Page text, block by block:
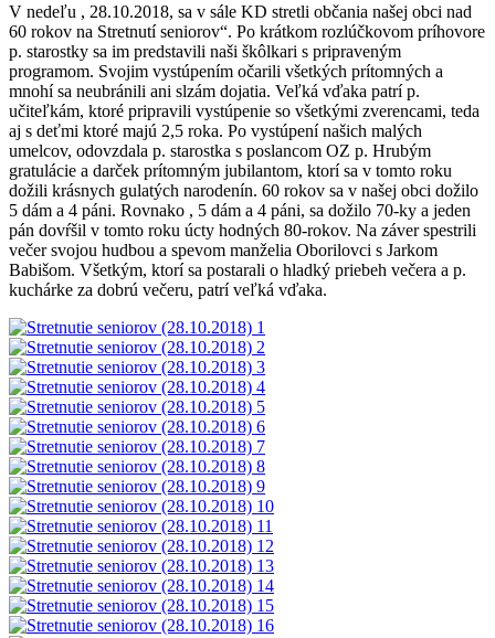
V nedeľu , 28.10.2018, sa v sále KD stretli občania našej obci nad
60 rokov na Stretnutí seniorov“. Po krátkom rozlúčkovom príhovore
p. starostky sa im predstavili naši škôlkari s pripraveným
programom. Svojim vystúpením očarili všetkých prítomných a
mnohí sa neubránili ani slzám dojatia. Veľká vďaka patrí p.
učiteľkám, ktoré pripravili vystúpenie so všetkými zverencami, teda
aj s deťmi ktoré majú 2,5 roka. Po vystúpení našich malých
umelcov, odovzdala p. starostka s poslancom OZ p. Hrubým
gratulácie a darček prítomným jubilantom, ktorí sa v tomto roku
dožili krásnych gulatých narodenín. 60 rokov sa v našej obci dožilo
5 dám a 4 páni. Rovnako , 5 dám a 4 páni, sa dožilo 70-ky a jeden
pán dovŕšil v tomto roku úcty hodných 80-rokov. Na záver spestrili
večer svojou hudbou a spevom manželia Oborilovci s Jarkom
Babišom. Všetkým, ktorí sa postarali o hladký priebeh večera a p.
kuchárke za dobrú večeru, patrí veľká vďaka.